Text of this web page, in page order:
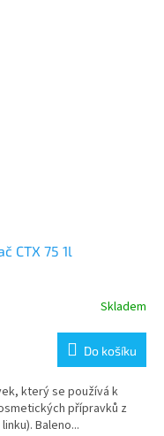
CTX 75 1l
Skladem
Do košíku
který se používá k
přípravků z
Baleno...